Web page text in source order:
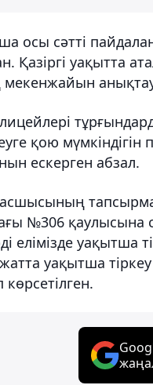
сәтті
Қазіргі уақытта
мекенжайын
қою
ескерген абзал.
№306 қаулысына
елімізде уақытша
уақытша